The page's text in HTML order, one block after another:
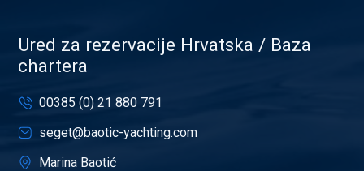
Ured za rezervacije Hrvatska / Baza
chartera
00385 (0) 21 880 791
seget@baotic-yachting.com
Marina Baotić